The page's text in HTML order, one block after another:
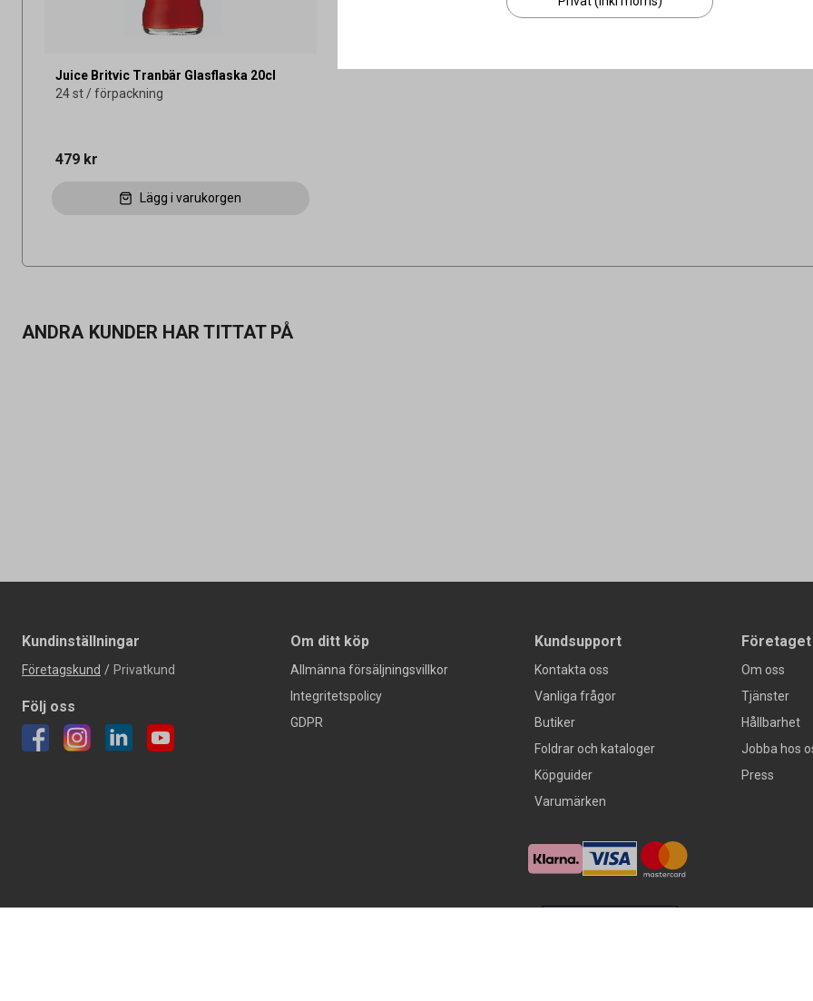
Juice Britvic Tranbär Glasflaska 20cl
24 st / förpackning
479 kr
Lägg i varukorgen
ANDRA KUNDER HAR TITTAT PÅ
Kundinställningar
Företagskund / Privatkund
Följ oss
Om ditt köp
Allmänna försäljningsvillkor
Integritetspolicy
GDPR
Kundsupport
Kontakta oss
Vanliga frågor
Butiker
Foldrar och kataloger
Köpguider
Varumärken
Företaget
Om oss
Tjänster
Hållbarhet
Jobba hos
Press